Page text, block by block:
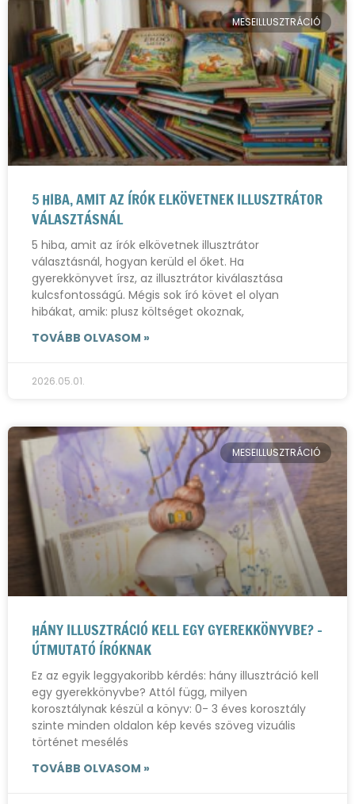
MESEILLUSZTRÁCIÓ
5 HIBA, AMIT AZ ÍRÓK ELKÖVETNEK ILLUSZTRÁTOR
VÁLASZTÁSNÁL
5 hiba, amit az írók elkövetnek illusztrátor
választásnál, hogyan kerüld el őket. Ha
gyerekkönyvet írsz, az illusztrátor kiválasztása
kulcsfontosságú. Mégis sok író követ el olyan
hibákat, amik: plusz költséget okoznak,
TOVÁBB OLVASOM »
2026.05.01.
MESEILLUSZTRÁCIÓ
HÁNY ILLUSZTRÁCIÓ KELL EGY GYEREKKÖNYVBE? –
ÚTMUTATÓ ÍRÓKNAK
Ez az egyik leggyakoribb kérdés: hány illusztráció kell
egy gyerekkönyvbe? Attól függ, milyen
korosztálynak készül a könyv: 0- 3 éves korosztály
szinte minden oldalon kép kevés szöveg vizuális
történet mesélés
TOVÁBB OLVASOM »